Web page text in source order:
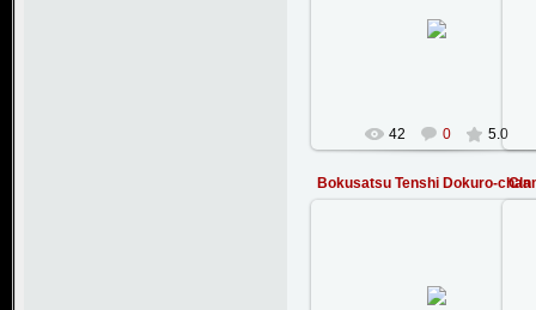
42 0 5.0
Bokusatsu Tenshi Dokuro-chan